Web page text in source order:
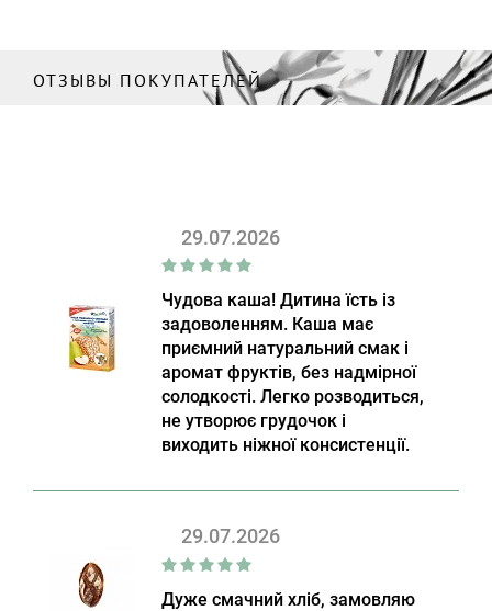
ОТЗЫВЫ ПОКУПАТЕЛЕЙ
29.07.2026
Чудова каша! Дитина їсть із
задоволенням. Каша має
приємний натуральний смак і
аромат фруктів, без надмірної
солодкості. Легко розводиться,
не утворює грудочок і
виходить ніжної консистенції.
29.07.2026
Дуже смачний хліб, замовляю